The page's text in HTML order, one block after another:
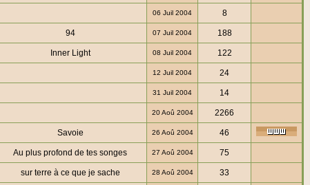
06 Juil 2004 8
94 07 Juil 2004 188
Inner Light 08 Juil 2004 122
12 Juil 2004 24
31 Juil 2004 14
20 Aoû 2004 2266
Savoie 26 Aoû 2004 46
Au plus profond de tes songes 27 Aoû 2004 75
sur terre à ce que je sache 28 Aoû 2004 33